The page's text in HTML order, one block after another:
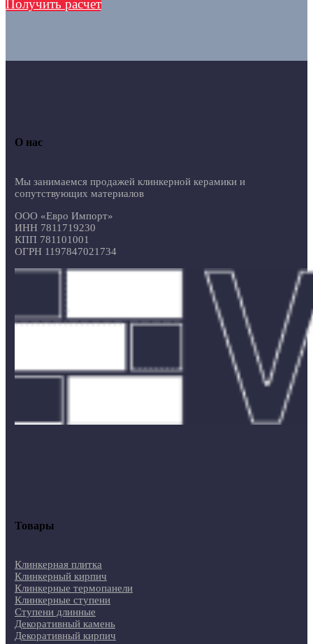
Получить расчет
О нас
Мы занимаемся продажей клинкерной керамики и
сопутствующих материалов
ООО «Евро Импорт»
ИНН 7811719230
КПП 781101001
ОГРН 1197847021734
Товары
Клинкерная плитка
Клинкерный кирпич
Клинкерные термопанели
Клинкерные ступени
Ступени длинные
Декоративный камень
Декоративный кирпич